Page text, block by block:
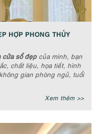
HỢP PHONG THỦY
cửa sổ đẹpcủa mình, bạn
chất liệu, họa tiết, hình
gian phòng ngủ, tuổi
Xem thêm >>